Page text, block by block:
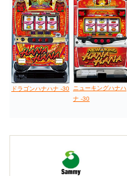
ドラゴンハナハナ -30 ニューキングハナハ
ナ -30